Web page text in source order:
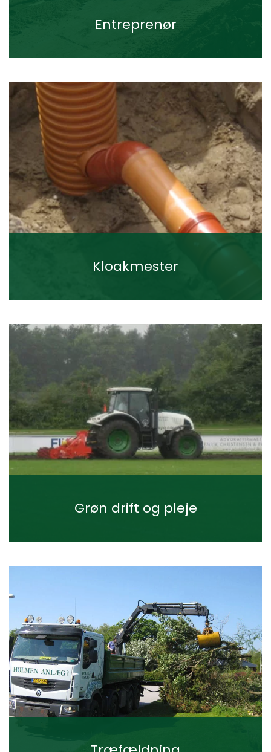
Entreprenør
Kloakmester
Grøn drift og pleje